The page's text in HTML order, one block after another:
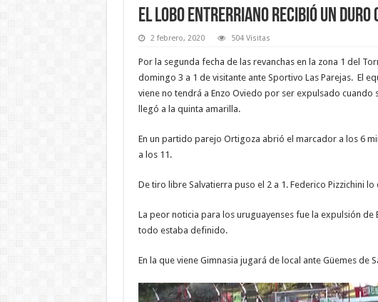
El Lobo entrerriano recibió un duro
2 febrero, 2020 504 Visitas
Por la segunda fecha de las revanchas en la zona 1 del
domingo 3 a 1 de visitante ante Sportivo Las Parejas. El
viene no tendrá a Enzo Oviedo por ser expulsado
llegó a la quinta amarilla.
En un partido parejo Ortigoza abrió el marcador a los 6
a los 11.
De tiro libre Salvatierra puso el 2 a 1. Federico Pizzichini
La peor noticia para los uruguayenses fue la expulsión
todo estaba definido.
En la que viene Gimnasia jugará de local ante Güemes de